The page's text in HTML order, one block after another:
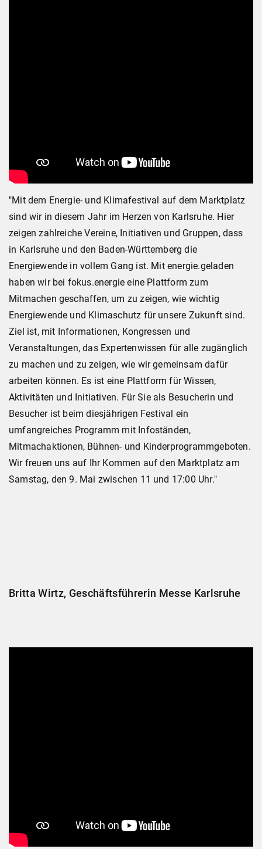
"Mit dem Energie- und Klimafestival auf dem Marktplatz
sind wir in diesem Jahr im Herzen von Karlsruhe. Hier
zeigen zahlreiche Vereine, Initiativen und Gruppen, dass
in Karlsruhe und den Baden-Württemberg die
Energiewende in vollem Gang ist. Mit energie.geladen
haben wir bei fokus.energie eine Plattform zum
Mitmachen geschaffen, um zu zeigen, wie wichtig
Energiewende und Klimaschutz für unsere Zukunft sind.
Ziel ist, mit Informationen, Kongressen und
Veranstaltungen, das Expertenwissen für alle zugänglich
zu machen und zu zeigen, wie wir gemeinsam dafür
arbeiten können. Es ist eine Plattform für Wissen,
Aktivitäten und Initiativen. Für Sie als Besucherin und
Besucher ist beim diesjährigen Festival ein
umfangreiches Programm mit Infoständen,
Mitmachaktionen, Bühnen- und Kinderprogrammgeboten.
Wir freuen uns auf Ihr Kommen auf den Marktplatz am
Samstag, den 9. Mai zwischen 11 und 17:00 Uhr."
Britta Wirtz, Geschäftsführerin Messe Karlsruhe